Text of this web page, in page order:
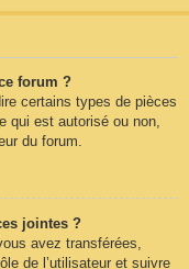
forum ?
certains types de pièces
qui est autorisé ou non,
du forum.
jointes ?
avez transférées,
de l’utilisateur et suivre